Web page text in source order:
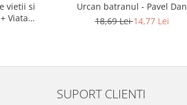
vietii si
Viata
Urcan batranul - Pavel Dan
18,69 Lei14,77 Lei
SUPORT CLIENTI